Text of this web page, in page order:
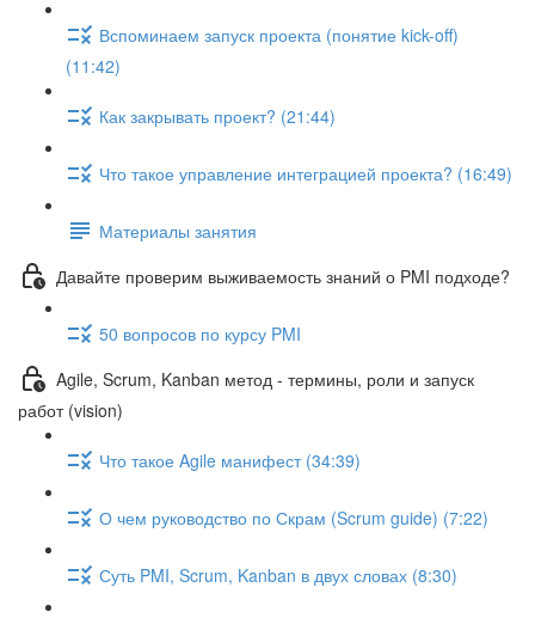
Вспоминаем запуск проекта (понятие kick-off)
(11:42)
Как закрывать проект? (21:44)
Что такое управление интеграцией проекта? (16:49)
Материалы занятия
Давайте проверим выживаемость знаний о PMI подходе?
50 вопросов по курсу PMI
Agile, Scrum, Kanban метод - термины, роли и запуск
работ (vision)
Что такое Agile манифест (34:39)
О чем руководство по Скрам (Scrum guide) (7:22)
Суть PMI, Scrum, Kanban в двух словах (8:30)